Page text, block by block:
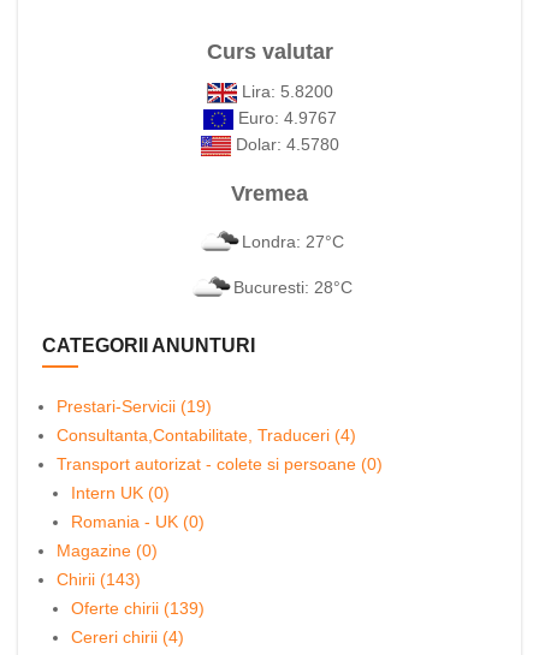
Curs valutar
Lira: 5.8200
Euro: 4.9767
Dolar: 4.5780
Vremea
Londra: 27°C
Bucuresti: 28°C
CATEGORII ANUNTURI
Prestari-Servicii (19)
Consultanta,Contabilitate, Traduceri (4)
Transport autorizat - colete si persoane (0)
Intern UK (0)
Romania - UK (0)
Magazine (0)
Chirii (143)
Oferte chirii (139)
Cereri chirii (4)